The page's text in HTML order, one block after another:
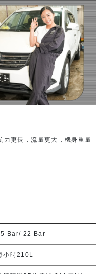
更長，流量更大，機身重量
Bar/ 22 Bar
小時210L